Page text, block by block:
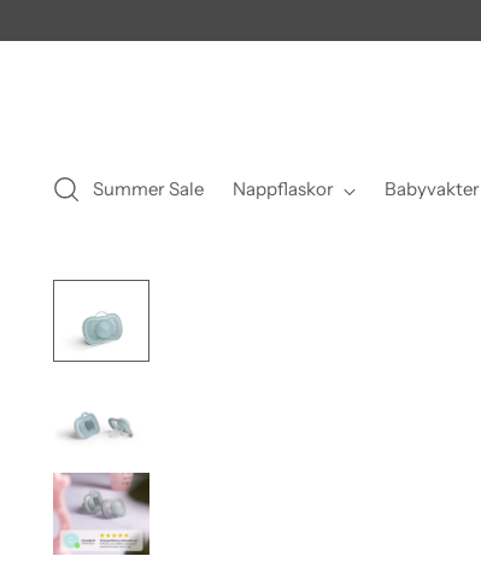
Summer Sale Nappflaskor Babyvakter